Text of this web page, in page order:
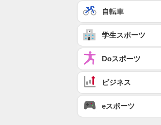
自転車
学生スポーツ
Doスポーツ
ビジネス
eスポーツ